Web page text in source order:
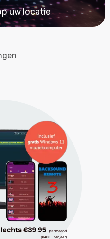
uw locatie